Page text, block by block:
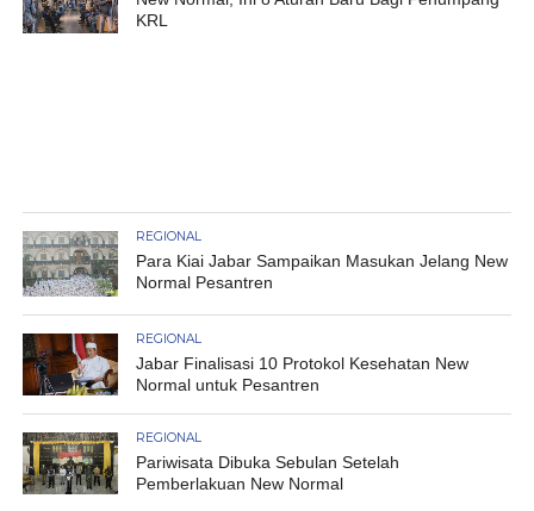
KRL
REGIONAL
Para Kiai Jabar Sampaikan Masukan Jelang New
Normal Pesantren
REGIONAL
Jabar Finalisasi 10 Protokol Kesehatan New
Normal untuk Pesantren
REGIONAL
Pariwisata Dibuka Sebulan Setelah
Pemberlakuan New Normal